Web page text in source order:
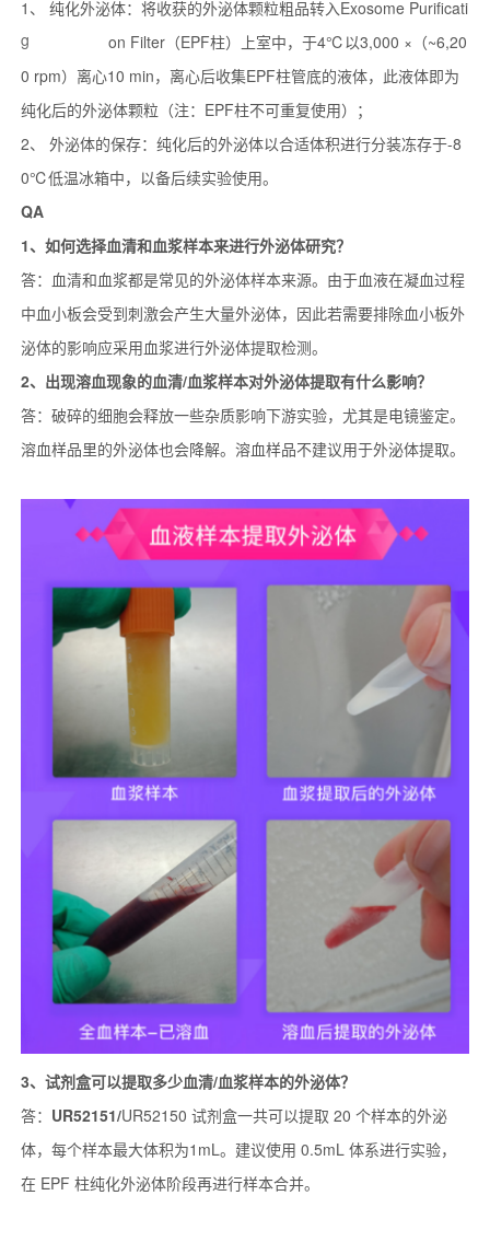
1、 纯化外泌体：将收获的外泌体颗粒粗品转入Exosome Purificati
on Filter（EPF柱）上室中，于4℃以3,000 ×
g
（~6,20
0 rpm）离心10 min，离心后收集EPF柱管底的液体，此液体即为
纯化后的外泌体颗粒（注：EPF柱不可重复使用）；
2、 外泌体的保存：纯化后的外泌体以合适体积进行分装冻存于-8
0℃低温冰箱中，以备后续实验使用。
QA
1、如何选择血清和血浆样本来进行外泌体研究？
答：血清和血浆都是常见的外泌体样本来源。由于血液在凝血过程
中血小板会受到刺激会产生大量外泌体，因此若需要排除血小板外
泌体的影响应采用血浆进行外泌体提取检测。
2、 出现溶血现象的血清/血浆样本对外泌体提取有什么影响？
答：破碎的细胞会释放一些杂质影响下游实验，尤其是电镜鉴定。
溶血样品里的外泌体也会降解。溶血样品不建议用于外泌体提取。
3、 试剂盒可以提取多少血清/血浆样本的外泌体？
答： UR52151/UR52150 试剂盒一共可以提取 20 个样本的外泌
体，每个样本最大体积为1mL。建议使用 0.5mL 体系进行实验，
在 EPF 柱纯化外泌体阶段再进行样本合并。